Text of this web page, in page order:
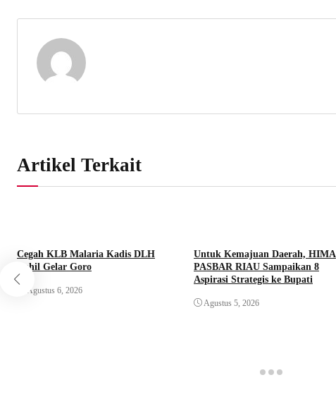
Artikel Terkait
Cegah KLB Malaria Kadis DLH
Rohil Gelar Goro
Agustus 6, 2026
Untuk Kemajuan Daerah, HIMA
PASBAR RIAU Sampaikan 8
Aspirasi Strategis ke Bupati
Agustus 5, 2026